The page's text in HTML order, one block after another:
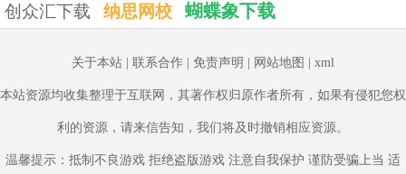
创众汇下载 纳思网校 蝴蝶象下载
关于本站 联系合作 免责声明 网站地图 xml
本站资源均收集整理于互联网，其著作权归原作者所有，如果有侵犯您权
利的资源，请来信告知，我们将及时撤销相应资源。
温馨提示：抵制不良游戏 拒绝盗版游戏 注意自我保护 谨防受骗上当 适